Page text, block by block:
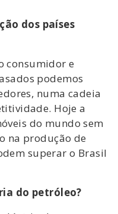
dos países
consumidor e
podemos
numa cadeia
Hoje a
do mundo sem
na produção de
superar o Brasil
do petróleo?